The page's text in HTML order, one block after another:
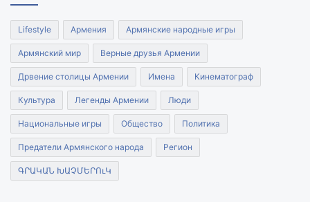
Lifestyle Армения Армянские народные игры
Армянский мир Верные друзья Армении
Дрвение столицы Армении Имена Кинематограф
Культура Легенды Армении Люди
Национальные игры Общество Политика
Предатели Армянского народа Регион
ԳՐԱԿԱՆ ԽԱՉՄԵՐՈւԿ